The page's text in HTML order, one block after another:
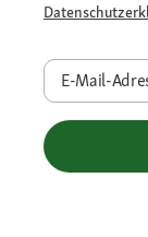
E-Mail-